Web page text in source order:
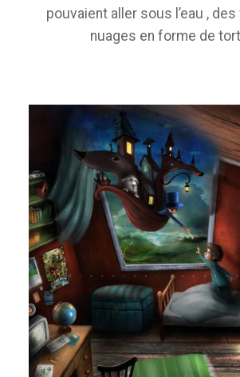
pouvaient aller sous l’eau ,
nuages en forme de